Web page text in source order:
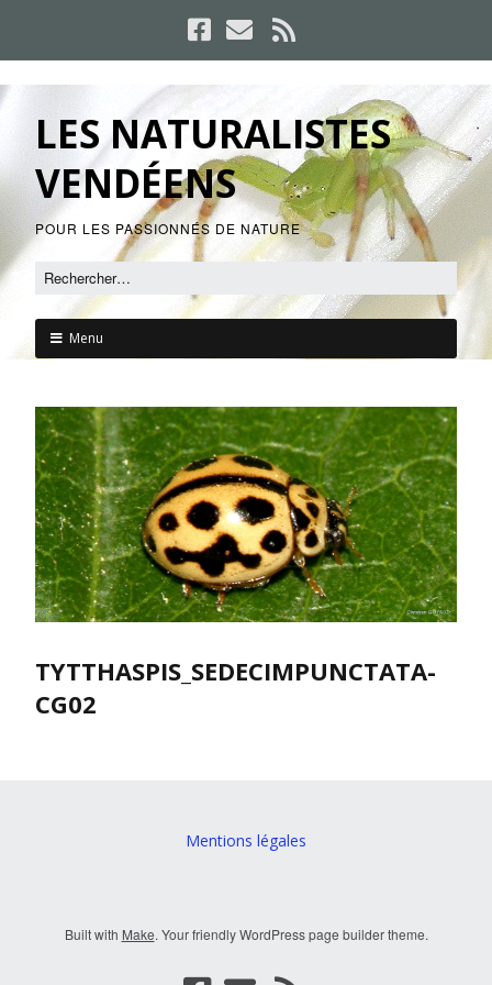
LES NATURALISTES
VENDÉENS
POUR LES PASSIONNÉS DE NATURE
Menu
TYTTHASPIS_SEDECIMPUNCTATA-
CG02
Mentions légales
Built with Make. Your friendly WordPress page builder theme.